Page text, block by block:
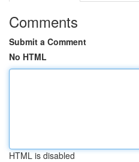
Comments
Submit a Comment
No HTML
HTML is disabled